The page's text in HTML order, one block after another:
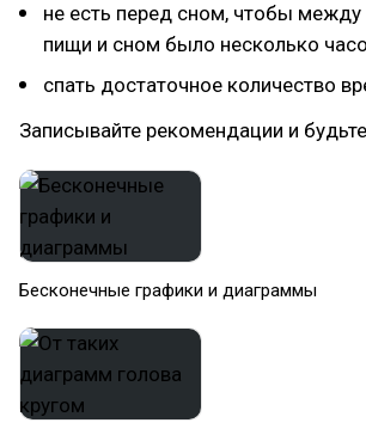
не есть перед сном, чтобы
пищи и сном было несколько
спать достаточное количество
Записывайте рекомендации и
Бесконечные графики и диаграммы